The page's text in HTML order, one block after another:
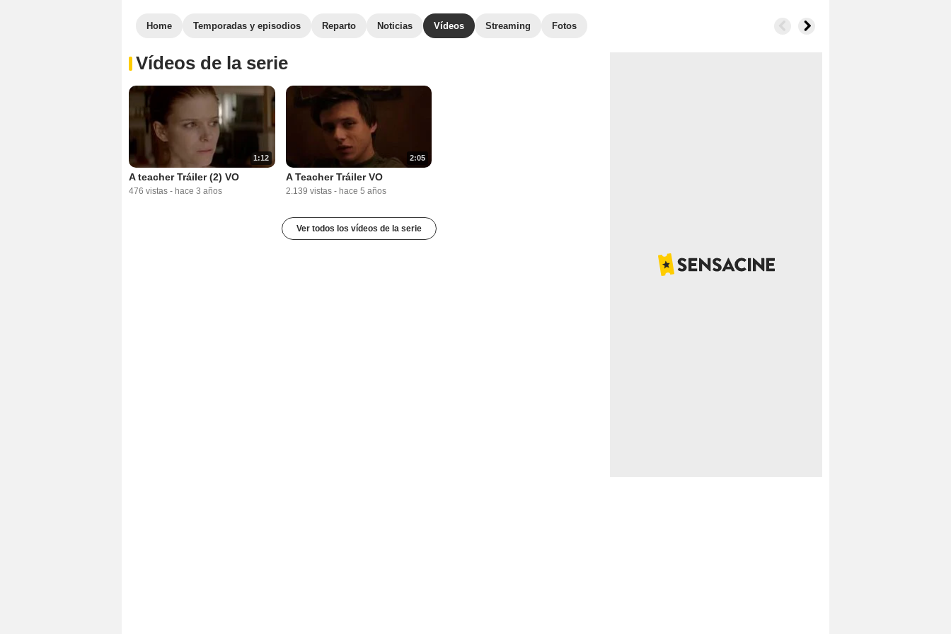
Home Temporadas y episodios Reparto Noticias Vídeos Streaming Fotos
Vídeos de la serie
1:12
A teacher Tráiler (2) VO
476 vistas - hace 3 años
2:05
A Teacher Tráiler VO
2.139 vistas - hace 5 años
Ver todos los vídeos de la serie